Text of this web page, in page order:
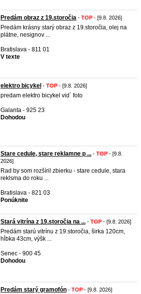
Predám obraz z 19.storočia - TOP - [9.8. 2026]
Predám krásny starý obraz z 19.storočia, olej na
plátne, nesignov ...
Bratislava - 811 01
V texte
elektro bicykel - TOP - [9.8. 2026]
predam elektro bicykel vid´ foto
Galanta - 925 23
Dohodou
Stare cedule, stare reklamne p ... - TOP - [9.8.
2026]
Rad by som rozšíril zbierku - stare cedule, stara
reklsma do roku ...
Bratislava - 821 03
Ponúknite
Stará vitrína z 19.storočia na ... - TOP - [9.8. 2026]
Predám starú vitrínu z 19.storočia, širka 120cm,
hĺbka 43cm, výšk ...
Senec - 900 45
Dohodou
Predám starý gramofón - TOP - [9.8. 2026]